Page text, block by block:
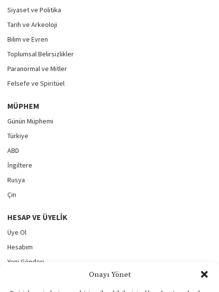
Onayı Yönet
Siyaset ve Politika
Tarih ve Arkeoloji
Bilim ve Evren
Toplumsal Belirsizlikler
Paranormal ve Mitler
Felsefe ve Spiritüel
MÜPHEM
Günün Müphemi
Türkiye
ABD
İngiltere
Rusya
Çin
HESAP VE ÜYELIK
Üye Ol
Hesabım
Yeni Gönderi